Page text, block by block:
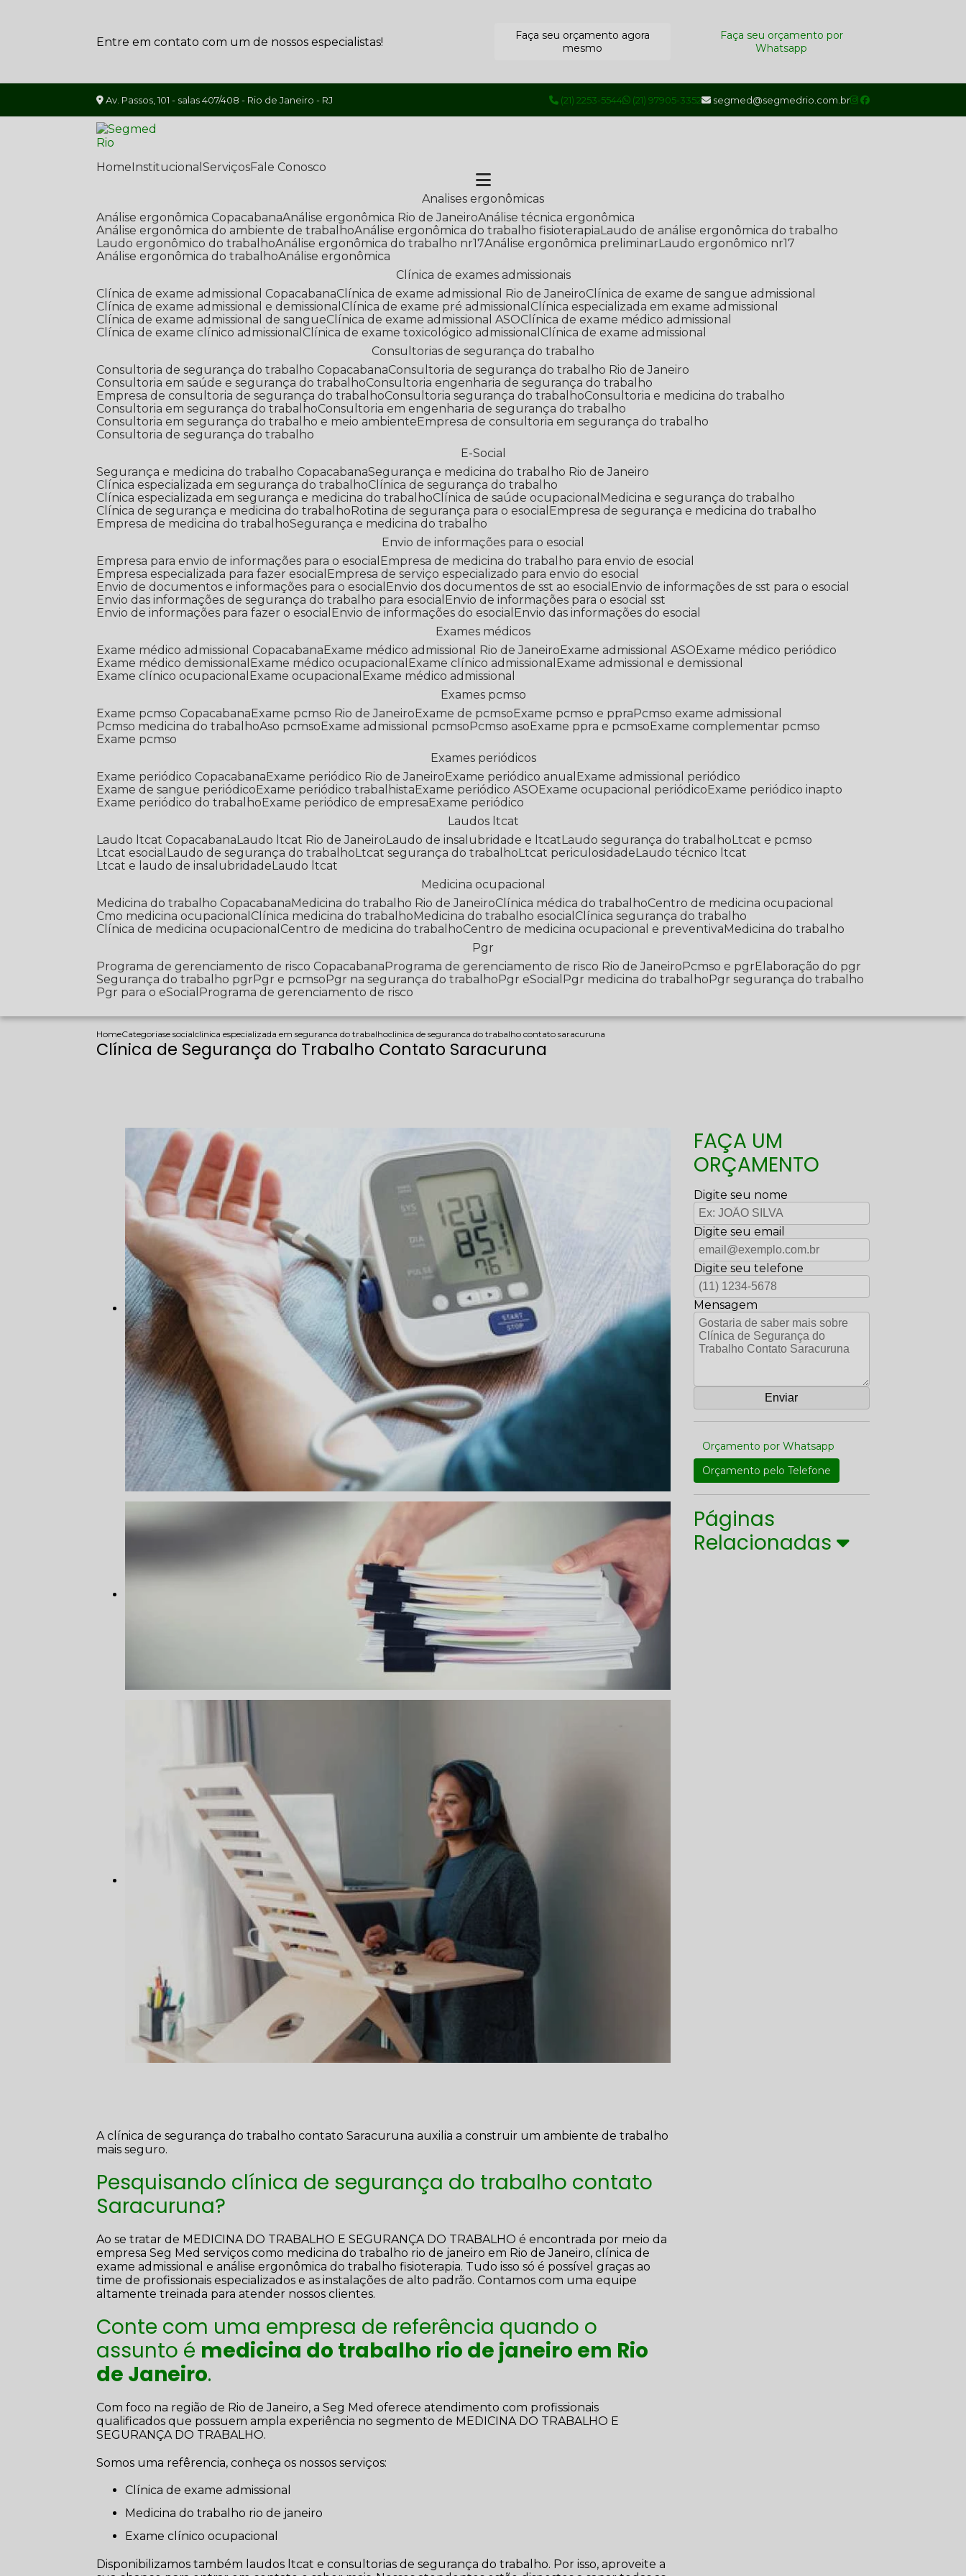
Entre em contato com um de nossos especialistas!
Faça seu orçamento agora
mesmo
Faça seu orçamento por
Whatsapp
Av. Passos, 101 - salas 407/408 - Rio de Janeiro - RJ (21) 2253-5544 (21) 97905-3352 segmed@segmedrio.com.br
Home Institucional Serviços Fale Conosco
Analises ergonômicas
Análise ergonômica Copacabana Análise ergonômica Rio de Janeiro Análise técnica ergonômica
Análise ergonômica do ambiente de trabalho Análise ergonômica do trabalho fisioterapia Laudo de análise ergonômica do trabalho
Laudo ergonômico do trabalho Análise ergonômica do trabalho nr17 Análise ergonômica preliminar Laudo ergonômico nr17
Análise ergonômica do trabalho Análise ergonômica
Clínica de exames admissionais
Clínica de exame admissional Copacabana
Clínica de exame admissional Rio de Janeiro
Clínica de exame de sangue admissional
Clínica de exame admissional e demissional
Clínica de exame pré admissional
Clínica especializada em exame admissional
Clínica de exame admissional de sangue
Clínica de exame admissional ASO
Clínica de exame médico admissional
Clínica de exame clínico admissional
Clínica de exame toxicológico admissional
Clínica de exame admissional
Consultorias de segurança do trabalho
Consultoria de segurança do trabalho Copacabana
Consultoria de segurança do trabalho Rio de Janeiro
Consultoria em saúde e segurança do trabalho
Consultoria engenharia de segurança do trabalho
Empresa de consultoria de segurança do trabalho
Consultoria segurança do trabalho
Consultoria e medicina do trabalho
Consultoria em segurança do trabalho
Consultoria em engenharia de segurança do trabalho
Consultoria em segurança do trabalho e meio ambiente
Empresa de consultoria em segurança do trabalho
Consultoria de segurança do trabalho
E-Social
Segurança e medicina do trabalho Copacabana Segurança e medicina do trabalho Rio de Janeiro
Clínica especializada em segurança do trabalho
Clínica de segurança do trabalho
Clínica especializada em segurança e medicina do trabalho
Clínica de saúde ocupacional
Medicina e segurança do trabalho
Clínica de segurança e medicina do trabalho
Rotina de segurança para o esocial
Empresa de segurança e medicina do trabalho
Empresa de medicina do trabalho Segurança e medicina do trabalho
Envio de informações para o esocial
Empresa para envio de informações para o esocial
Empresa de medicina do trabalho para envio de esocial
Empresa especializada para fazer esocial
Empresa de serviço especializado para envio do esocial
Envio de documentos e informações para o esocial
Envio dos documentos de sst ao esocial
Envio de informações de sst para o esocial
Envio das informações de segurança do trabalho para esocial
Envio de informações para o esocial sst
Envio de informações para fazer o esocial
Envio de informações do esocial
Envio das informações do esocial
Exames médicos
Exame médico admissional Copacabana
Exame médico admissional Rio de Janeiro Exame admissional ASO
Exame médico periódico
Exame médico demissional
Exame médico ocupacional Exame clínico admissional
Exame admissional e demissional
Exame clínico ocupacional
Exame ocupacional
Exame médico admissional
Exames pcmso
Exame pcmso Copacabana
Exame pcmso Rio de Janeiro Exame de pcmso Exame pcmso e ppra
Pcmso exame admissional
Pcmso medicina do trabalho Aso pcmso Exame admissional pcmso Pcmso aso Exame ppra e pcmso
Exame complementar pcmso
Exame pcmso
Exames periódicos
Exame periódico Copacabana
Exame periódico Rio de Janeiro Exame periódico anual
Exame admissional periódico
Exame de sangue periódico
Exame periódico trabalhista Exame periódico ASO Exame ocupacional periódico
Exame periódico inapto
Exame periódico do trabalho
Exame periódico de empresa
Exame periódico
Laudos ltcat
Laudo ltcat Copacabana Laudo ltcat Rio de Janeiro Laudo de insalubridade e ltcat Laudo segurança do trabalho Ltcat e pcmso
Ltcat esocial
Laudo de segurança do trabalho Ltcat segurança do trabalho Ltcat periculosidade Laudo técnico ltcat
Ltcat e laudo de insalubridade Laudo ltcat
Medicina ocupacional
Medicina do trabalho Copacabana
Medicina do trabalho Rio de Janeiro Clínica médica do trabalho
Centro de medicina ocupacional
Cmo medicina ocupacional
Clínica medicina do trabalho Medicina do trabalho esocial
Clínica segurança do trabalho
Clínica de medicina ocupacional
Centro de medicina do trabalho Centro de medicina ocupacional e preventiva
Medicina do trabalho
Pgr
Programa de gerenciamento de risco Copacabana
Programa de gerenciamento de risco Rio de Janeiro Pcmso e pgr
Elaboração do pgr
Segurança do trabalho pgr
Pgr e pcmso Pgr na segurança do trabalho Pgr eSocial Pgr medicina do trabalho
Pgr segurança do trabalho
Pgr para o eSocial
Programa de gerenciamento de risco
HomeCategoriase socialclinica especializada em seguranca do trabalhoclinica de seguranca do trabalho contato saracuruna
Clínica de Segurança do Trabalho Contato Saracuruna
A clínica de segurança do trabalho contato Saracuruna auxilia a construir um ambiente de trabalho
mais seguro.
Pesquisando clínica de segurança do trabalho contato
Saracuruna?
Ao se tratar de MEDICINA DO TRABALHO E SEGURANÇA DO TRABALHO é encontrada por meio da
empresa Seg Med serviços como medicina do trabalho rio de janeiro em Rio de Janeiro, clínica de
exame admissional e análise ergonômica do trabalho fisioterapia. Tudo isso só é possível graças ao
time de profissionais especializados e as instalações de alto padrão. Contamos com uma equipe
altamente treinada para atender nossos clientes.
Conte com uma empresa de referência quando o
assunto é medicina do trabalho rio de janeiro em Rio
de Janeiro.
Com foco na região de Rio de Janeiro, a Seg Med oferece atendimento com profissionais
qualificados que possuem ampla experiência no segmento de MEDICINA DO TRABALHO E
SEGURANÇA DO TRABALHO.
Somos uma refêrencia, conheça os nossos serviços:
clínica de exame admissional
medicina do trabalho rio de janeiro
exame clínico ocupacional
Disponibilizamos também laudos ltcat e consultorias de segurança do trabalho. Por isso, aproveite a
FAÇA UM
ORÇAMENTO
Digite seu nome
Digite seu email
Digite seu telefone
Mensagem
Orçamento por Whatsapp
Orçamento pelo Telefone
Páginas
Relacionadas